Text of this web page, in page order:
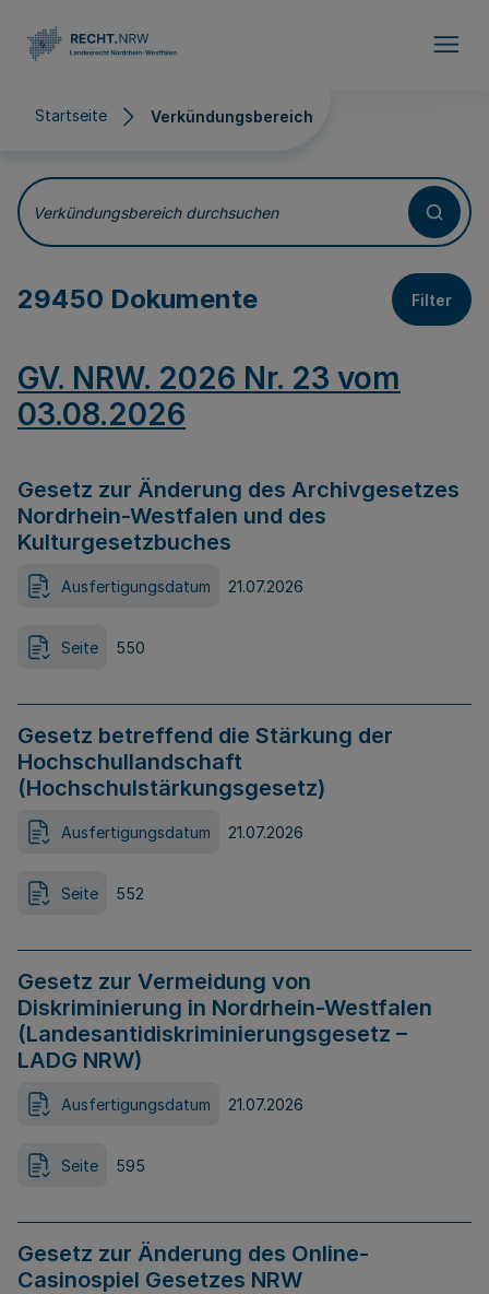
Startseite Verkündungsbereich
Verkündungsbereich
Verkündungsbereich durchsuchen
29450 Dokumente Filter
GV. NRW. 2026 Nr. 23 vom
03.08.2026
Gesetz zur Änderung des Archivgesetzes
Nordrhein-Westfalen und des
Kulturgesetzbuches
Ausfertigungsdatum 21.07.2026
Seite 550
Gesetz betreffend die Stärkung der
Hochschullandschaft
(Hochschulstärkungsgesetz)
Ausfertigungsdatum 21.07.2026
Seite 552
Gesetz zur Vermeidung von
Diskriminierung in Nordrhein-Westfalen
(Landesantidiskriminierungsgesetz –
LADG NRW)
Ausfertigungsdatum 21.07.2026
Seite 595
Gesetz zur Änderung des Online-
Casinospiel Gesetzes NRW